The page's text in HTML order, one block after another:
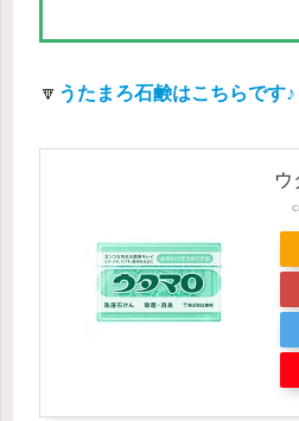
🔽 うたまろ石鹸はこちらです♪
ウ